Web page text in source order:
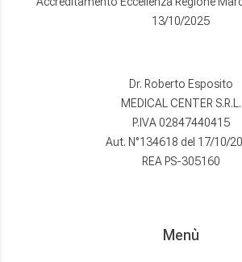
13/10/2025
Dr. Roberto Esposito
MEDICAL CENTER S.R.L.
P.IVA 02847440415
Aut. N°134618 del 17/10/
REA PS-305160
Menù